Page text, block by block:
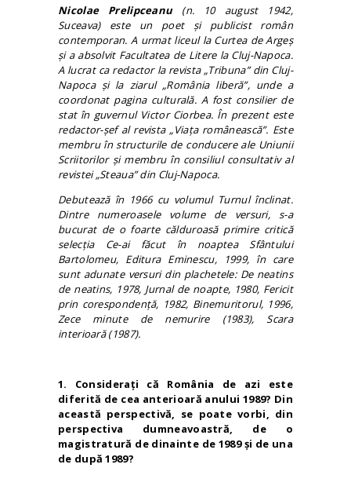
Nicolae Prelipceanu(n. 10 august 1942,
Suceava) este un poet şi publicist român
contemporan. A urmat liceul la Curtea de Argeş
şi a absolvit Facultatea de Litere la Cluj-Napoca.
A lucrat ca redactor la revista „Tribuna” din Cluj-
Napoca şi la ziarul „România liberă”, unde a
coordonat pagina culturală. A fost consilier de
stat în guvernul Victor Ciorbea. În prezent este
redactor-şef al revista „Viaţa românească”. Este
membru în structurile de conducere ale Uniunii
Scriitorilor şi membru în consiliul consultativ al
revistei „Steaua” din Cluj-Napoca.
Debutează în 1966 cu volumul Turnul înclinat.
Dintre numeroasele volume de versuri, s-a
bucurat de o foarte călduroasă primire critică
selecţia Ce-ai făcut în noaptea Sfântului
Bartolomeu, Editura Eminescu, 1999, în care
sunt adunate versuri din plachetele: De neatins
de neatins, 1978, Jurnal de noapte, 1980, Fericit
prin corespondenţă, 1982, Binemuritorul, 1996,
Zece minute de nemurire (1983), Scara
interioară (1987).
1. Consideraţi că România de azi este
diferită de cea anterioară anului 1989? Din
această perspectivă, se poate vorbi, din
perspectiva dumneavoastră, de o
magistratură de dinainte de 1989 şi de una
de după 1989?